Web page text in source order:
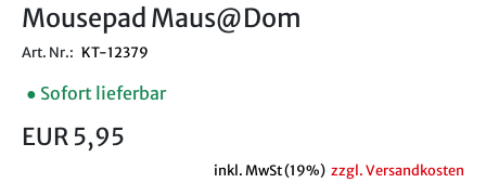
Mousepad Maus@Dom
Art. Nr.: KT-12379
● Sofort lieferbar
EUR 5,95
inkl. MwSt (19%) zzgl. Versandkosten